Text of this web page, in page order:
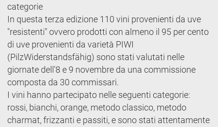
categorie
In questa terza edizione 110 vini provenienti da uve
"resistenti" ovvero prodotti con almeno il 95 per cento
di uve provenienti da varietà PIWI
(PilzWiderstandsfähig) sono stati valutati nelle
giornate dell'8 e 9 novembre da una commissione
composta da 30 commissari.
I vini hanno partecipato nelle seguenti categorie:
rossi, bianchi, orange, metodo classico, metodo
charmat, frizzanti e passiti, e sono stati attentamente